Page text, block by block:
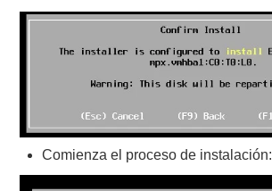
Comienza el proceso de instalación: